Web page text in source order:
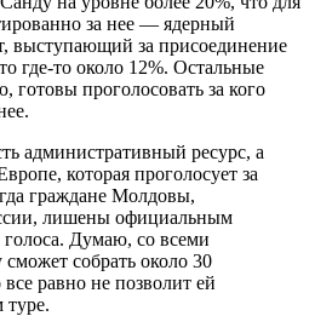
за нее — ядерный
выступающий за присоединение
то около 12%. Остальные
проголосовать за кого
административный ресурс, а
которая проголосует за
граждане Молдовы,
лишены официальным
Думаю, со всеми
собрать около 30
равно не позволит ей
туре.